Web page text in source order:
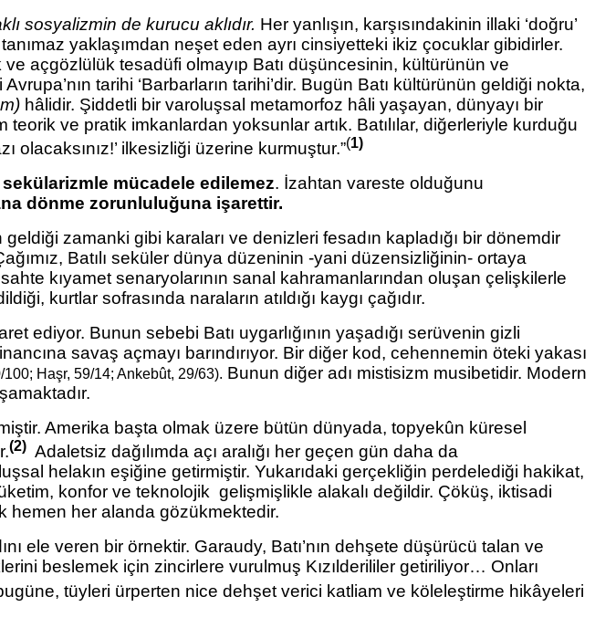
sosyalizmin de kurucu aklıdır. Her yanlışın, karşısındakinin illaki ‘doğru’
tanımaz yaklaşımdan neşet eden ayrı cinsiyetteki ikiz çocuklar gibidirler.
ve açgözlülük tesadüfi olmayıp Batı düşüncesinin, kültürünün ve
tarihi ‘Barbarların tarihi’dir. Bugün Batı kültürünün geldiği nokta,
hâlidir. Şiddetli bir varoluşsal metamorfoz hâli yaşayan, dünyayı bir
ve pratik imkanlardan yoksunlar artık. Batılılar, diğerleriyle kurduğu
olacaksınız!’ ilkesizliği üzerine kurmuştur.”(1)
mücadele edilemez. İzahtan vareste olduğunu
dönme zorunluluğuna işarettir.
zamanki gibi karaları ve denizleri fesadın kapladığı bir dönemdir
Batılı seküler dünya düzeninin -yani düzensizliğinin- ortaya
kıyamet senaryolarının sanal kahramanlarından oluşan çelişkilerle
kurtlar sofrasında naraların atıldığı kaygı çağıdır.
ediyor. Bunun sebebi Batı uygarlığının yaşadığı serüvenin gizli
savaş açmayı barındırıyor. Bir diğer kod, cehennemin öteki yakası
100; Haşr, 59/14; Ankebût, 29/63). Bunun diğer adı mistisizm musibetidir. Modern
Amerika başta olmak üzere bütün dünyada, topyekûn küresel
(2) Adaletsiz dağılımda açı aralığı her geçen gün daha da
helakın eşiğine getirmiştir. Yukarıdaki gerçekliğin perdelediği hakikat,
konfor ve teknolojik gelişmişlikle alakalı değildir. Çöküş, iktisadi
hemen her alanda gözükmektedir.
ele veren bir örnektir. Garaudy, Batı’nın dehşete düşürücü talan ve
beslemek için zincirlere vurulmuş Kızılderililer getiriliyor… Onları
tüyleri ürperten nice dehşet verici katliam ve köleleştirme hikâyeleri